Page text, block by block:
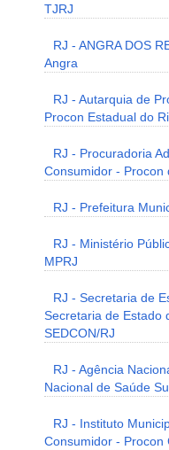
TJRJ
RJ - ANGRA DOS
Angra
RJ - Autarquia de
Procon Estadual do
RJ - Procuradoria
Consumidor - Procon
RJ - Prefeitura
RJ - Ministério
MPRJ
RJ - Secretaria de
Secretaria de Estado
SEDCON/RJ
RJ - Agência
Nacional de Saúde
RJ - Instituto
Consumidor - Procon